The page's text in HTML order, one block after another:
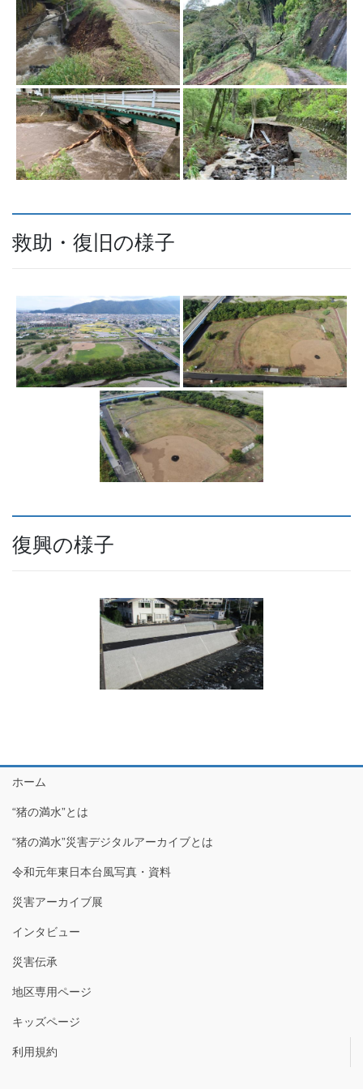
救助・復旧の様子
復興の様子
ホーム
“猪の満水”とは
“猪の満水”災害デジタルアーカイブとは
令和元年東日本台風写真・資料
災害アーカイブ展
インタビュー
災害伝承
地区専用ページ
キッズページ
利用規約